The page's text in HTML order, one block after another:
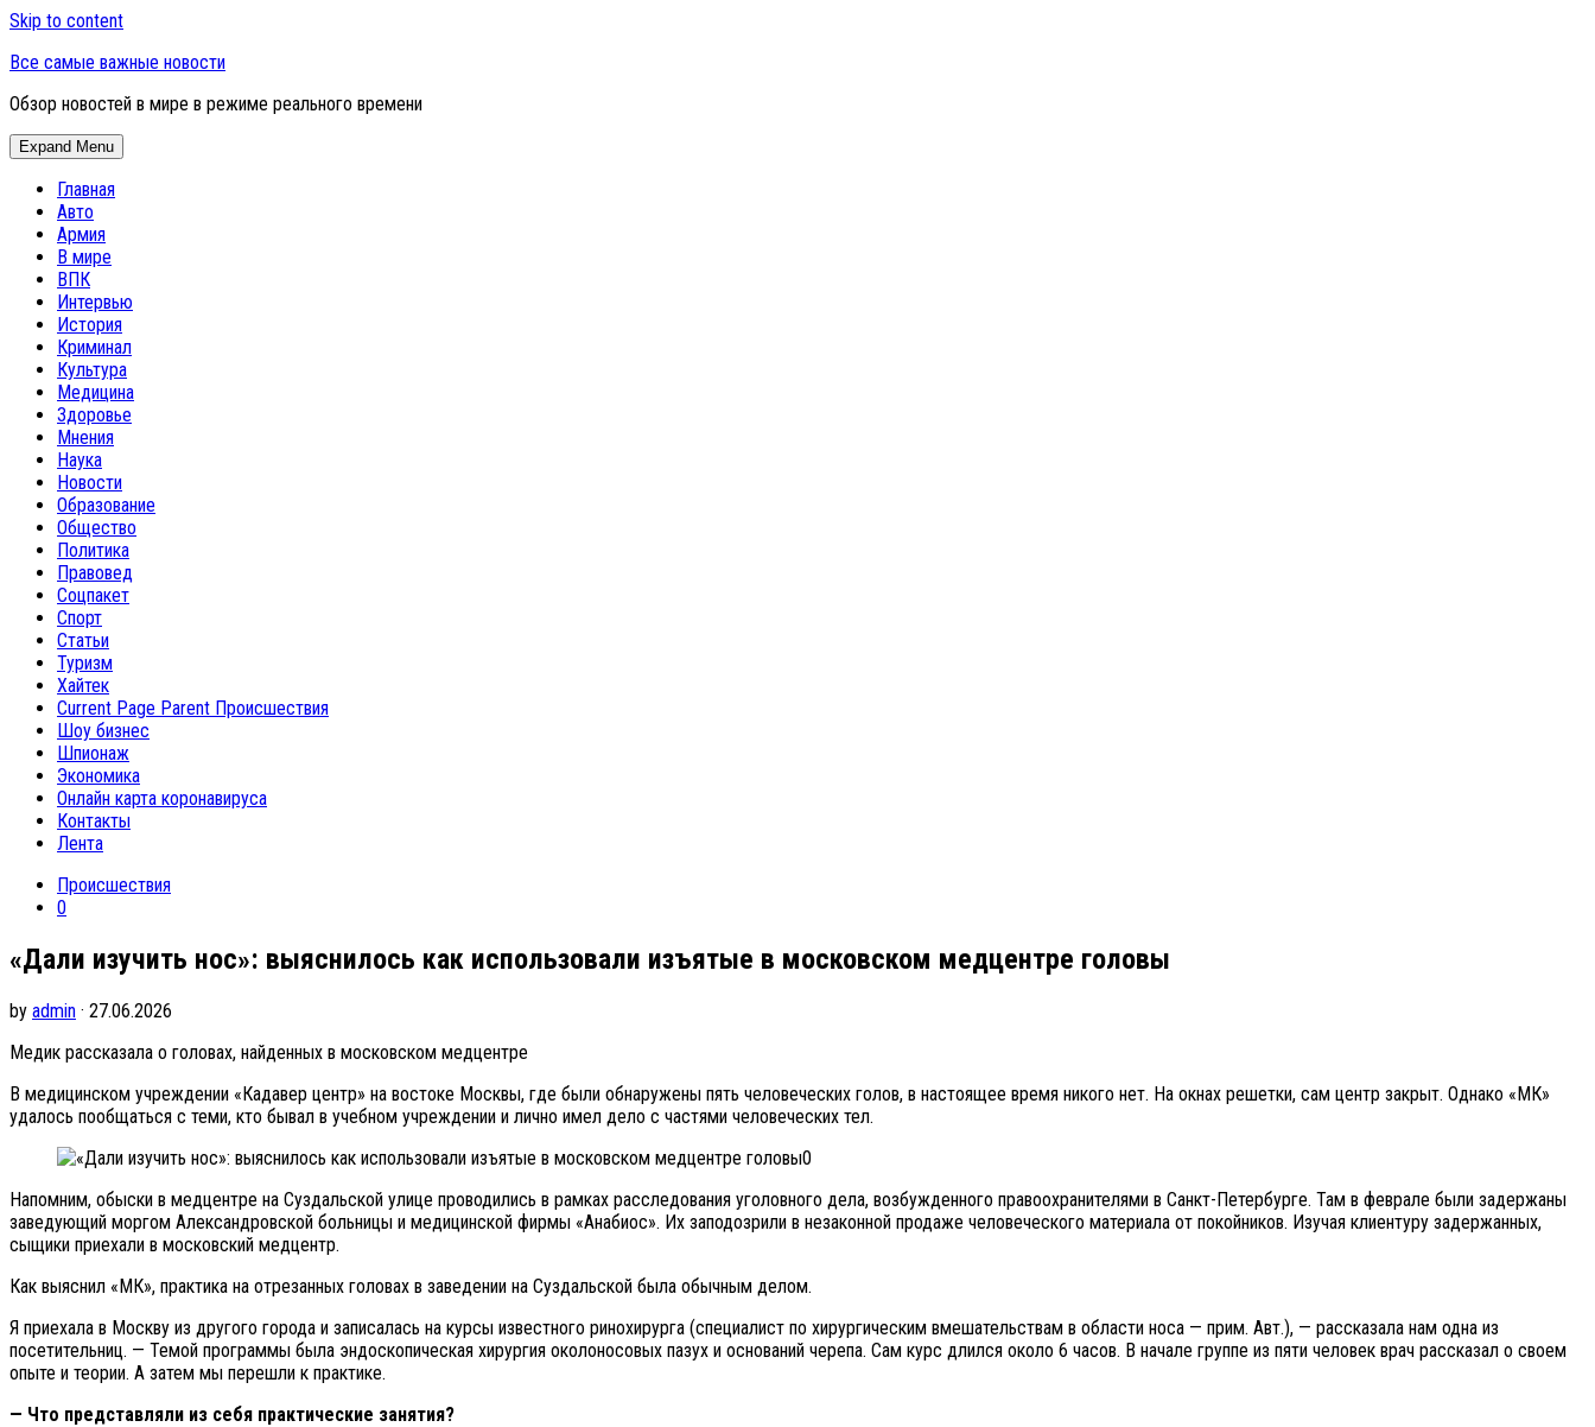
Skip to content
Все самые важные новости
Обзор новостей в мире в режиме реального времени
Expand Menu
Главная
Авто
Армия
В мире
ВПК
Интервью
История
Криминал
Культура
Медицина
Здоровье
Мнения
Наука
Новости
Образование
Общество
Политика
Правовед
Соцпакет
Спорт
Статьи
Туризм
Хайтек
Current Page Parent Происшествия
Шоу бизнес
Шпионаж
Экономика
Онлайн карта коронавируса
Контакты
Лента
Происшествия
0
«Дали изучить нос»: выяснилось как использовали изъятые в московском медцентре головы
by admin · 27.06.2026
Медик рассказала о головах, найденных в московском медцентре
В медицинском учреждении «Кадавер центр» на востоке Москвы, где были обнаружены пять человеческих голов, в настоящее время никого нет. На окнах решетки, сам центр закрыт. Однако «МК»
удалось пообщаться с теми, кто бывал в учебном учреждении и лично имел дело с частями человеческих тел.
Напомним, обыски в медцентре на Суздальской улице проводились в рамках расследования уголовного дела, возбужденного правоохранителями в Санкт-Петербурге. Там в феврале были задержаны
заведующий моргом Александровской больницы и медицинской фирмы «Анабиос». Их заподозрили в незаконной продаже человеческого материала от покойников. Изучая клиентуру задержанных,
сыщики приехали в московский медцентр.
Как выяснил «МК», практика на отрезанных головах в заведении на Суздальской была обычным делом.
Я приехала в Москву из другого города и записалась на курсы известного ринохирурга (специалист по хирургическим вмешательствам в области носа — прим. Авт.), — рассказала нам одна из
посетительниц. — Темой программы была эндоскопическая хирургия околоносовых пазух и оснований черепа. Сам курс длился около 6 часов. В начале группе из пяти человек врач рассказал о своем
опыте и теории. А затем мы перешли к практике.
— Что представляли из себя практические занятия?